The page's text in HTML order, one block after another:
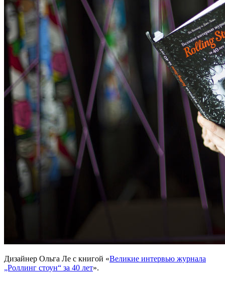
Дизайнер Ольга Ле с книгой «Великие интервью журнала
„Роллинг стоун“ за 40 лет».